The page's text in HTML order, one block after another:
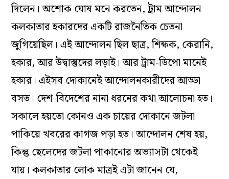
দিলেন। অশোক ঘোষ মনে করতেন, ট্রাম আন্দোলন
কলকাতার হকারদের একটি রাজনৈতিক চেতনা
জুগিয়েছিল। এই আন্দোলন ছিল ছাত্র, শিক্ষক, কেরানি,
হকার, আর উদ্বাস্তুদের লড়াই। আর ট্রাম-ডিপো মানেই
হকার। এইসব দোকানেই আন্দোলনকারীদের আড্ডা
বসত। দেশ-বিদেশের নানা ধরনের কথা আলোচনা হত।
সকালে হয়তো কোনও এক চায়ের দোকানে জটলা
পাকিয়ে খবরের কাগজ পড়া হত। আন্দোলন শেষ হয়,
কিন্তু ছেলেদের জটলা পাকানোর অভ্যাসটা থেকেই
যায়। কলকাতার লোক মাত্রই এটা জানেন যে,